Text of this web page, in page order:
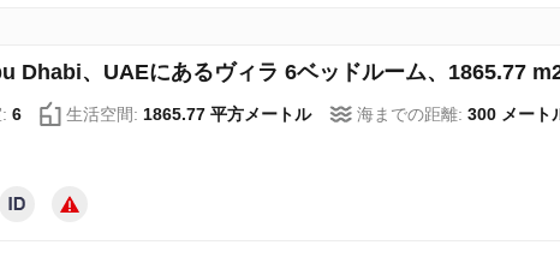
Dhabi、UAEにあるヴィラ 6ベッドルーム、1865.77
6 生活空間: 1865.77 平方メートル 海までの距離: 300 メート